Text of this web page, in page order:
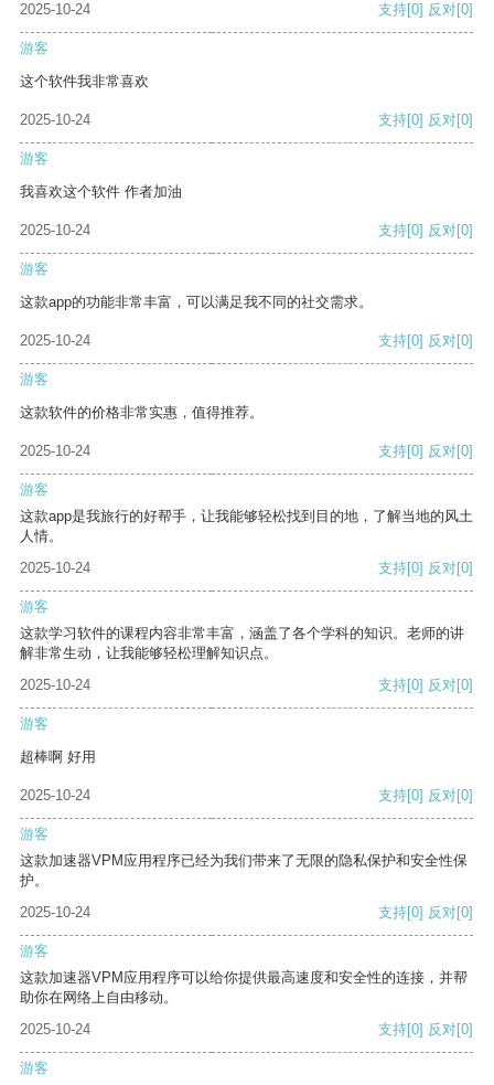
2025-10-24 支持[0] 反对[0]
游客
这个软件我非常喜欢
2025-10-24 支持[0] 反对[0]
游客
我喜欢这个软件 作者加油
2025-10-24 支持[0] 反对[0]
游客
这款app的功能非常丰富，可以满足我不同的社交需求。
2025-10-24 支持[0] 反对[0]
游客
这款软件的价格非常实惠，值得推荐。
2025-10-24 支持[0] 反对[0]
游客
这款app是我旅行的好帮手，让我能够轻松找到目的地，了解当地的风土
人情。
2025-10-24
支持[0] 反对[0]
游客
这款学习软件的课程内容非常丰富，涵盖了各个学科的知识。老师的讲
解非常生动，让我能够轻松理解知识点。
2025-10-24
支持[0] 反对[0]
游客
超棒啊 好用
2025-10-24 支持[0] 反对[0]
游客
这款加速器VPM应用程序已经为我们带来了无限的隐私保护和安全性保
护。
2025-10-24
支持[0] 反对[0]
游客
这款加速器VPM应用程序可以给你提供最高速度和安全性的连接，并帮
助你在网络上自由移动。
2025-10-24
支持[0] 反对[0]
游客